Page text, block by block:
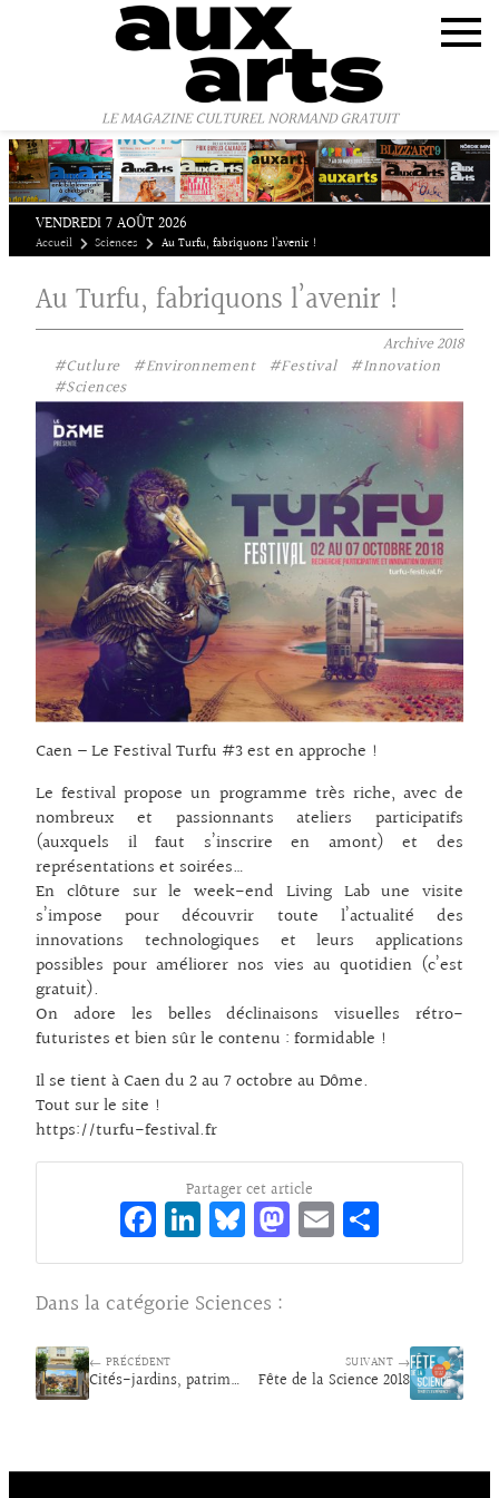
LE MAGAZINE CULTUREL NORMAND GRATUIT
VENDREDI 7 AOÛT 2026
Accueil Sciences Au Turfu, fabriquons l’avenir !
Au Turfu, fabriquons l’avenir !
Archive2018
#Cutlure
#Environnement #Festival
#Innovation
#Sciences
Caen – Le Festival Turfu #3 est en approche !
Le festival propose un programme très riche, avec de
nombreux et passionnants ateliers participatifs
(auxquels il faut s’inscrire en amont) et des
représentations et soirées…
En clôture sur le week-end Living Lab une visite
s’impose pour découvrir toute l’actualité des
innovations technologiques et leurs applications
possibles pour améliorer nos vies au quotidien (c’est
gratuit).
On adore les belles déclinaisons visuelles rétro-
futuristes et bien sûr le contenu : formidable !
Il se tient à Caen du 2 au 7 octobre au Dôme.
Tout sur le site !
https://turfu-festival.fr
Partager cet article
Fa
ce
bo
o
k
Li
n
ke
dI
n
Bl
ue
sk
y
M
as
o
n
E
m rt
Dans la catégorie Sciences :
← PRÉCÉDENT
Cités-jardins, patrimoines d’avenirs
SUIVANT →
Fête de la Science 2018
Panneau de gestion des cookies